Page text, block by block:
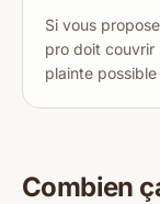
Si vous
pro doit couvrir
plainte
Combien